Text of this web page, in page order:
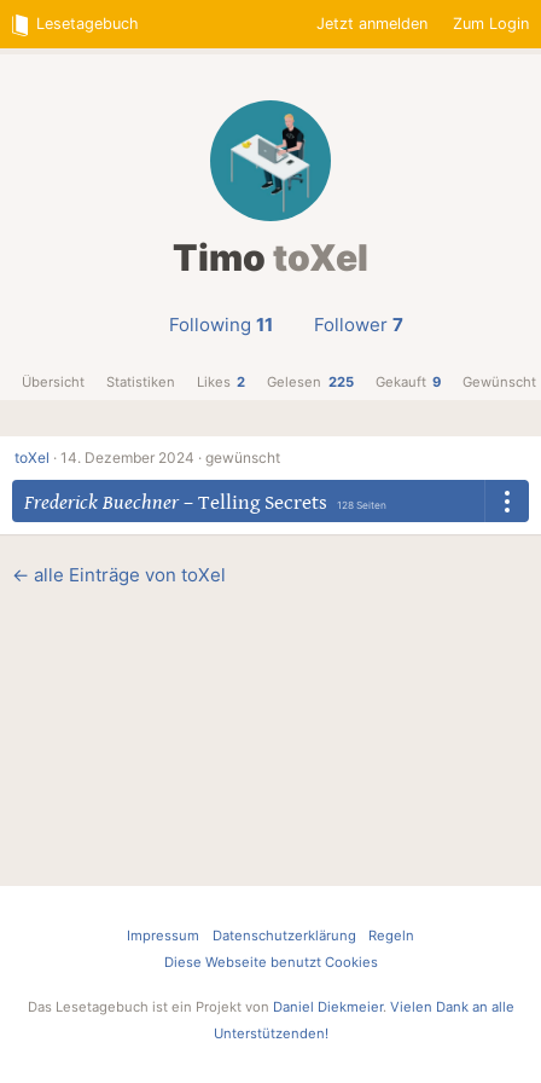
Lesetagebuch Jetzt anmelden Zum Login
TimotoXel
Following 11 Follower 7
Übersicht Statistiken Likes 2 Gelesen 225 Gekauft 9 Gewünscht
toXel · 14. Dezember 2024 · gewünscht
Frederick Buechner– Telling Secrets 128 Seiten
← alle Einträge von toXel
Impressum Datenschutzerklärung
Regeln
Diese Webseite benutzt Cookies
Das Lesetagebuch ist ein Projekt von Daniel Diekmeier. Vielen Dank an alle
Unterstützenden!